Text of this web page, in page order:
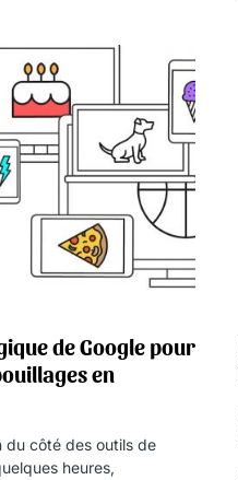
de Google pour
en
du côté des outils de
heures,